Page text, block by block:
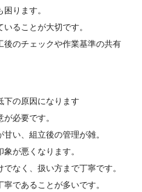
ります。
ることが大切です。
後のチェックや作業基準の共有
下の原因になります
必要です。
い、組立後の管理が雑。
が悪くなります。
なく、扱い方まで丁寧です。
であることが多いです。